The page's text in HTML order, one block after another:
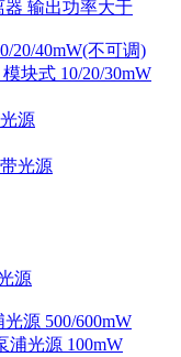
器 输出功率大于
20/40mW(不可调)
块式 10/20/30mW
源
光源
源
源 500/600mW
浦光源 100mW